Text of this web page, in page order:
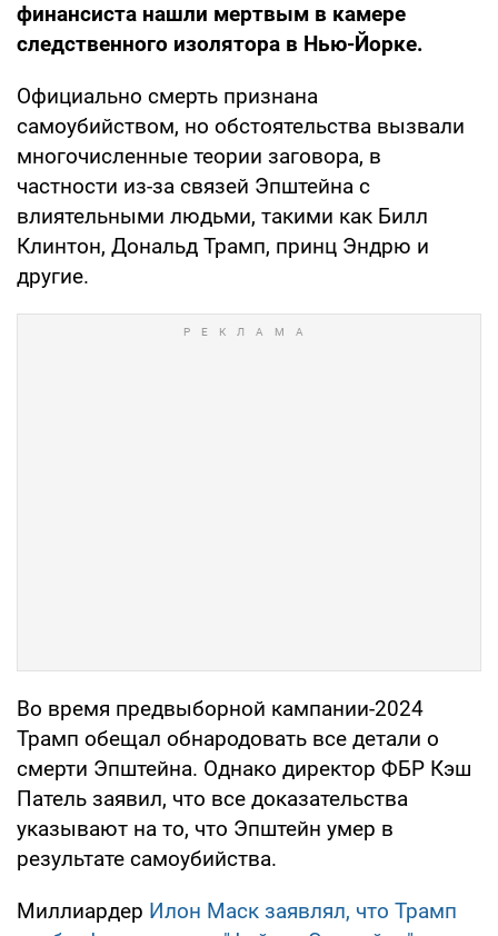
финансиста нашли мертвым в камере
следственного изолятора в Нью-Йорке.
Официально смерть признана
самоубийством, но обстоятельства вызвали
многочисленные теории заговора, в
частности из-за связей Эпштейна с
влиятельными людьми, такими как Билл
Клинтон, Дональд Трамп, принц Эндрю и
другие.
Во время предвыборной кампании-2024
Трамп обещал обнародовать все детали о
смерти Эпштейна. Однако директор ФБР Кэш
Патель заявил, что все доказательства
указывают на то, что Эпштейн умер в
результате самоубийства.
Миллиардер Илон Маск заявлял, что Трамп